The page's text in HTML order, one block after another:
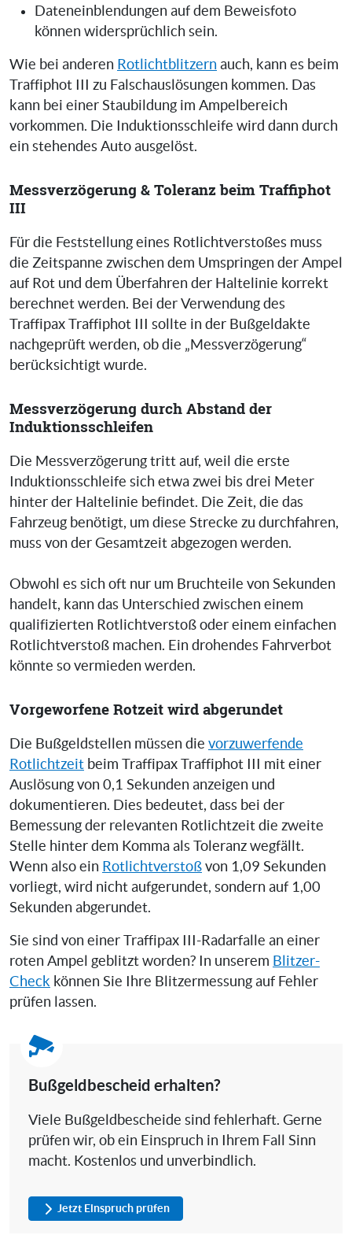
Dateneinblendungen auf dem Beweisfoto
können widersprüchlich sein.
Wie bei anderen Rotlichtblitzern auch, kann es beim
Traffiphot III zu Falschauslösungen kommen. Das
kann bei einer Staubildung im Ampelbereich
vorkommen. Die Induktionsschleife wird dann durch
ein stehendes Auto ausgelöst.
Messverzögerung & Toleranz beim Traffiphot
III
Für die Feststellung eines Rotlichtverstoßes muss
die Zeitspanne zwischen dem Umspringen der Ampel
auf Rot und dem Überfahren der Haltelinie korrekt
berechnet werden. Bei der Verwendung des
Traffipax Traffiphot III sollte in der Bußgeldakte
nachgeprüft werden, ob die „Messverzögerung“
berücksichtigt wurde.
Messverzögerung durch Abstand der
Induktionsschleifen
Die Messverzögerung tritt auf, weil die erste
Induktionsschleife sich etwa zwei bis drei Meter
hinter der Haltelinie befindet. Die Zeit, die das
Fahrzeug benötigt, um diese Strecke zu durchfahren,
muss von der Gesamtzeit abgezogen werden.
Obwohl es sich oft nur um Bruchteile von Sekunden
handelt, kann das Unterschied zwischen einem
qualifizierten Rotlichtverstoß oder einem einfachen
Rotlichtverstoß machen. Ein drohendes Fahrverbot
könnte so vermieden werden.
Vorgeworfene Rotzeit wird abgerundet
Die Bußgeldstellen müssen die vorzuwerfende
Rotlichtzeit beim Traffipax Traffiphot III mit einer
Auslösung von 0,1 Sekunden anzeigen und
dokumentieren. Dies bedeutet, dass bei der
Bemessung der relevanten Rotlichtzeit die zweite
Stelle hinter dem Komma als Toleranz wegfällt.
Wenn also ein Rotlichtverstoß von 1,09 Sekunden
vorliegt, wird nicht aufgerundet, sondern auf 1,00
Sekunden abgerundet.
Sie sind von einer Traffipax III-Radarfalle an einer
roten Ampel geblitzt worden? In unserem Blitzer-
Check können Sie Ihre Blitzermessung auf Fehler
prüfen lassen.
Bußgeldbescheid erhalten?
Viele Bußgeldbescheide sind fehlerhaft. Gerne
prüfen wir, ob ein Einspruch in Ihrem Fall Sinn
macht. Kostenlos und unverbindlich.
Jetzt Einspruch prüfen